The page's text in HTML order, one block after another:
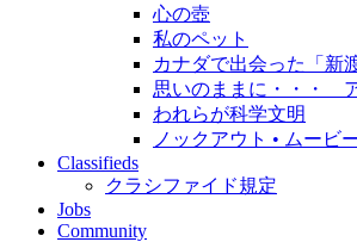
心の壺
私のペット
カナダで出会った「新
思いのままに・・・
われらが科学文明
ノックアウト • ムービ
Classifieds
クラシファイド規定
Jobs
Community